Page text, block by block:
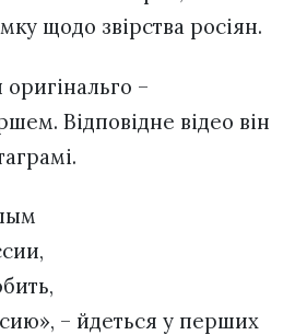
щодо звірства росіян.
–
Відповідне відео він
– йдеться у перших